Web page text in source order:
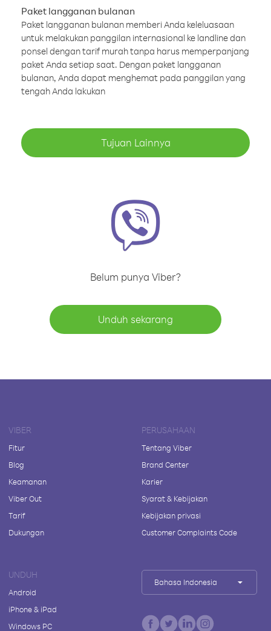
Paket langganan bulanan
Paket langganan bulanan memberi Anda keleluasaan
untuk melakukan panggilan internasional ke landline dan
ponsel dengan tarif murah tanpa harus memperpanjang
paket Anda setiap saat. Dengan paket langganan
bulanan, Anda dapat menghemat pada panggilan yang
tengah Anda lakukan
Tujuan Lainnya
Belum punya Viber?
Unduh sekarang
VIBER
Fitur
Blog
Keamanan
Viber Out
Tarif
Dukungan
PERUSAHAAN
Tentang Viber
Brand Center
Karier
Syarat & Kebijakan
Kebijakan privasi
Customer Complaints Code
UNDUH
Android
iPhone & iPad
Windows PC
Bahasa Indonesia